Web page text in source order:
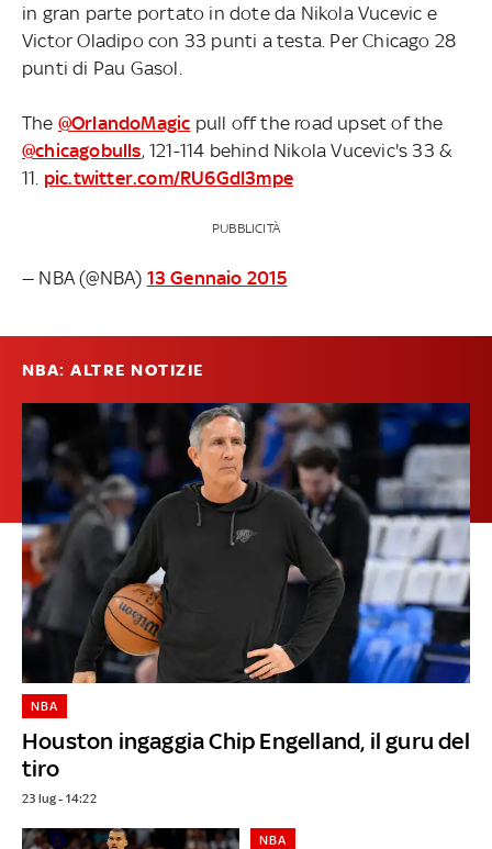
in gran parte portato in dote da Nikola Vucevic e
Victor Oladipo con 33 punti a testa. Per Chicago 28
punti di Pau Gasol.
The @OrlandoMagic pull off the road upset of the
@chicagobulls, 121-114 behind Nikola Vucevic's 33 &
11. pic.twitter.com/RU6GdI3mpe
PUBBLICITÀ
— NBA (@NBA) 13 Gennaio 2015
NBA: ALTRE NOTIZIE
Houston ingaggia Chip Engelland, il guru del
tiro
NBA
23 lug - 14:22
NBA